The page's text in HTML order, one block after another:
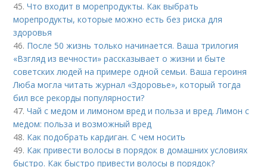
45.Что входит в морепродукты. Как выбрать
морепродукты, которые можно есть без риска для
здоровья
46. После 50 жизнь только начинается. Ваша трилогия
«Взгляд из вечности» рассказывает о жизни и быте
советских людей на примере одной семьи. Ваша героиня
Люба могла читать журнал «Здоровье», который тогда
бил все рекорды популярности?
47.Чай с медом и лимоном вред и польза и вред. Лимон с
медом: польза и возможный вред
48. Как подобрать кардиган. С чем носить
49. Как привести волосы в порядок в домашних условиях
быстро. Как быстро привести волосы в порядок?